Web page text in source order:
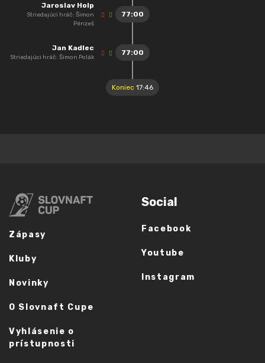
77:00
Jaroslav Holp
Striedajúci hráč: Šimon
Pénzeš
77:00
Jan Kadlec
Striedajúci hráč: Šimon Polák
Koniec 17:46
Zápasy
Kluby
Novinky
O Slovnaft Cupe
Vyhlásenie o
prístupnosti
Social
Facebook
Youtube
Instagram